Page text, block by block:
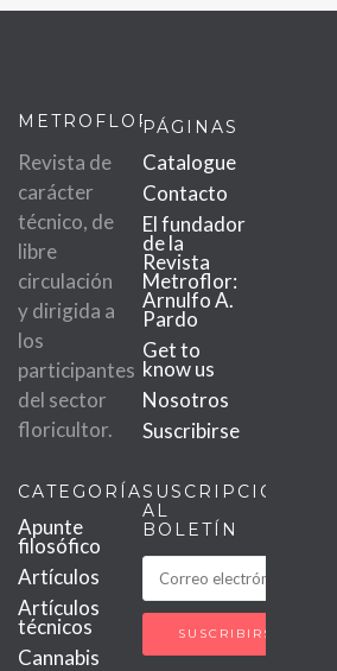
METROFLOR
Revista de
carácter
técnico, de
libre
circulación
y dirigida a
los
participantes
del sector
floricultor.
PÁGINAS
Catalogue
Contacto
El fundador
de la
Revista
Metroflor:
Arnulfo A.
Pardo
Get to
know us
Nosotros
Suscribirse
CATEGORÍAS
Apunte
filosófico
Artículos
Artículos
técnicos
Cannabis
SUSCRIPCIÓN
AL
BOLETÍN